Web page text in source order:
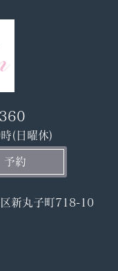
(日曜休)
予約
新丸子町718-10